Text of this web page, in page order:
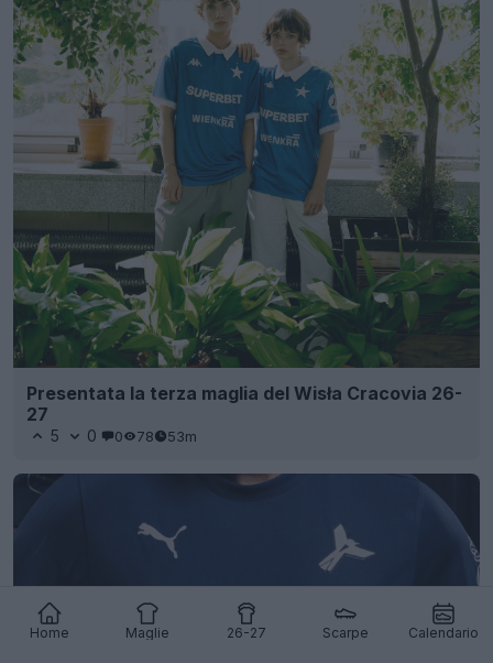
Home Maglie 26-27 Scarpe Calendario
Presentata la terza maglia del Wisła Cracovia 26-
27
5 0 0 78 53m